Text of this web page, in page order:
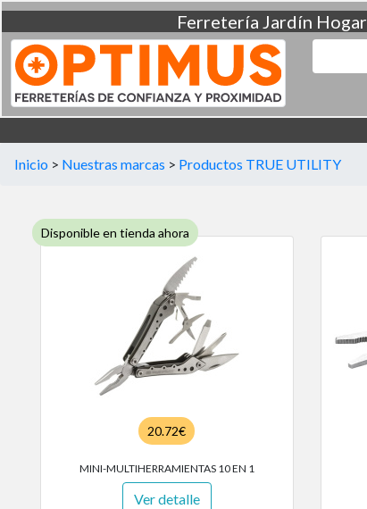
Ferretería Jardín Hogar
Inicio > Nuestras marcas > Productos TRUE UTILITY
Disponible en tienda ahora
20.72€
MINI-MULTIHERRAMIENTAS 10 EN 1
Ver detalle